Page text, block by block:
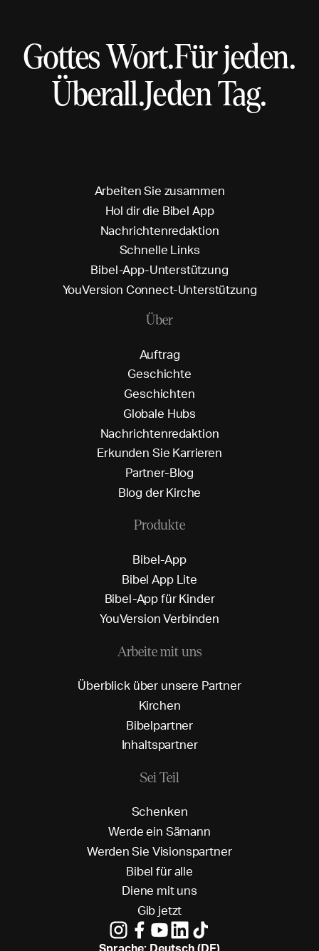
Gottes Wort.Für jeden.
Überall.Jeden Tag.
Arbeiten Sie zusammen
Hol dirdie Bibel App
Nachrichtenredaktion
Schnelle Links
Bibel-App-Unterstützung
YouVersion Connect-Unterstützung
Über
Auftrag
Geschichte
Geschichten
Globale Hubs
Nachrichtenredaktion
Erkunden Sie Karrieren
Partner-Blog
Blog der Kirche
Produkte
Bibel-App
Bibel App L ite
Bibel-Appfür Kinder
YouVersion Verbinden
Arbeite mit uns
Überblick über unsere Partner
Kirchen
Bibelpartner
Inhaltspartner
Sei Teil
Schenken
Werde ein Sämann
Werden Sie Visionspartner
Bibel für alle
Diene mit uns
Gib jetzt